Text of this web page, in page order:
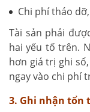
Chi phí tháo
Tài sản phải
hai yếu tố trên.
hơn giá trị ghi
ngay vào chi phí
3. Ghi nhận tổn